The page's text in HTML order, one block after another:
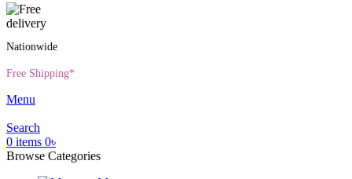
Nationwide
Free Shipping*
Menu
Search
0 items 0৳
Browse Categories